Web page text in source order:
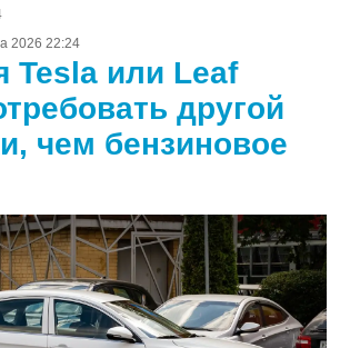
2026 22:24
Tesla или Leaf
другой
чем бензиновое